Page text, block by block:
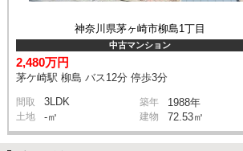
神奈川県茅ヶ崎市柳島1丁目
中古マンション
2,480万円
茅ケ崎駅 柳島 バス12分 停歩3分
間取 3LDK 築年 1988年
土地 -㎡ 建物 72.53㎡